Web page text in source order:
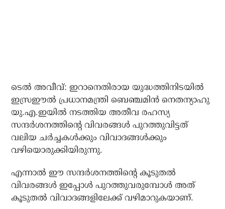
ടെല്‍ അവീവ്: ഇറാനെതിരായ യുദ്ധത്തിനിടയില്‍
ഇസ്രഈല്‍ പ്രധാനമന്ത്രി ബെഞ്ചമിന്‍ നെതന്യാഹു
യു.എ.ഇയില്‍ നടത്തിയ അതീവ രഹസ്യ
സന്ദര്‍ശനത്തിന്റെ വിവരങ്ങള്‍ പുറത്തുവിട്ടത്
വലിയ ചര്‍ച്ചകള്‍ക്കും വിവാദങ്ങള്‍ക്കും
വഴിയൊരുക്കിയിരുന്നു.
എന്നാല്‍ ഈ സന്ദര്‍ശനത്തിന്റെ കൂടുതല്‍
വിവരങ്ങള്‍ ഇപ്പോള്‍ പുറത്തുവരുമ്പോള്‍ അത്
കൂടുതല്‍ വിവാദങ്ങളിലേക്ക് വഴിമാറുകയാണ്.